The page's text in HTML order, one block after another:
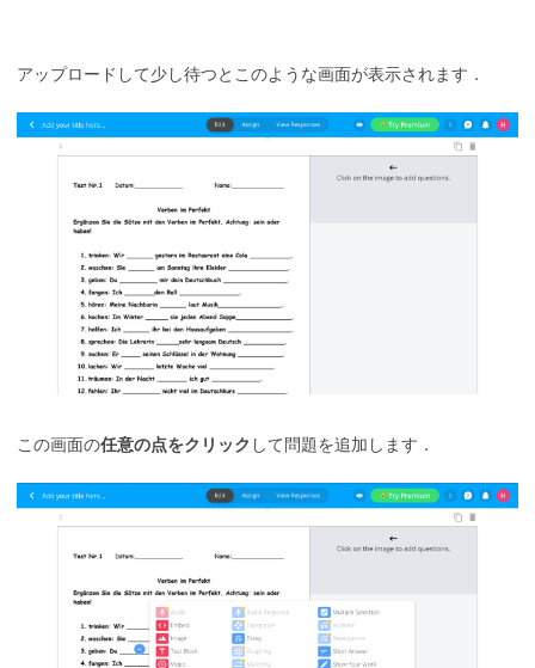
アップロードして少し待つとこのような画面が表示されます．
この画面の任意の点をクリック して問題を追加します．